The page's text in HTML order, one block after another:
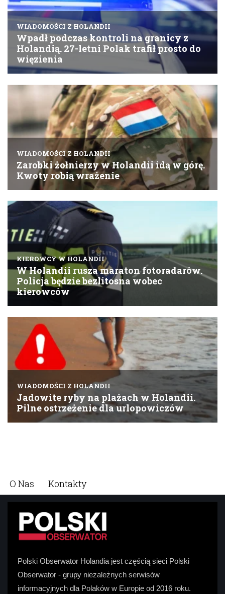
O Nas Kontakty
Polski Obserwator Holandia jest częścią sieci Polski
Obserwator - grupy niezależnych serwisów
informacyjnych dla Polaków w Europie od 2016 roku.